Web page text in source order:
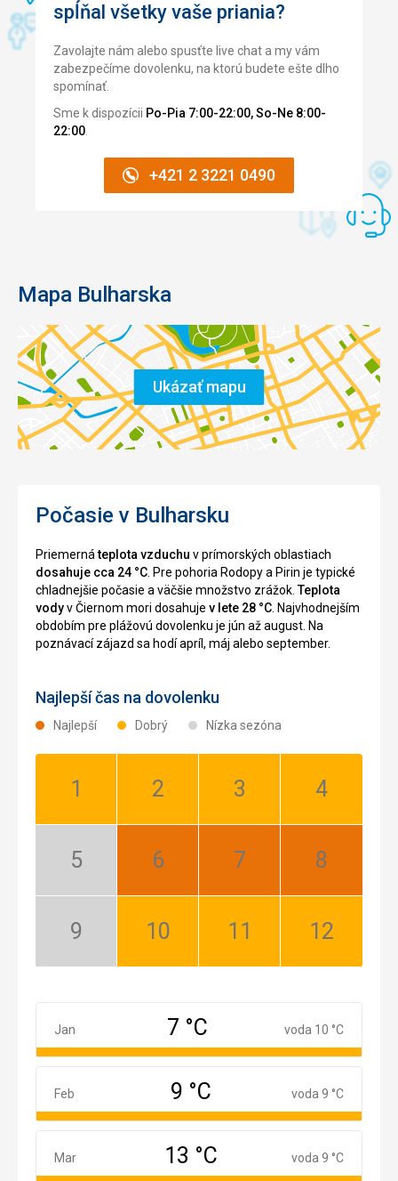
spĺňal všetky vaše priania?
Zavolajte nám alebo spusťte live chat a my vám
zabezpečíme dovolenku, na ktorú budete ešte dlho
spomínať.
Sme k dispozícii Po-Pia 7:00-22:00, So-Ne 8:00-
22:00
+421 2 3221 0490
Mapa Bulharska
Ukázať mapu
Počasie v Bulharsku
Priemernáteplota vzduchu v prímorských oblastiach
dosahuje cca 24 °C . Pre pohoria Rodopy a Pirin je typické
chladnejšie počasie a väčšie množstvo zrážok.Teplota
vodyv Čiernom mori dosahuje v lete 28 °C . Najvhodnejším
obdobím pre plážovú dovolenku je jún až august. Na
poznávací zájazd sa hodí apríl, máj alebo september.
Najlepší čas na dovolenku
Najlepší Dobrý Nízka sezóna
Január:
Február:
Marec:
Apríl:
Máj:
Jún:
Júl:
August:
September:
Október:
November:
December:
Január
Jan 7 °C voda 10 °C
Február
Feb 9 °C voda 9 °C
Marec
Mar 13 °C voda 9 °C